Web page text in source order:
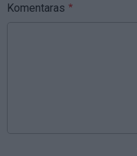
Komentaras